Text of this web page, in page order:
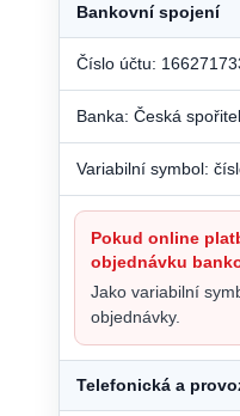
Bankovní spojení
Číslo účtu:
Banka: Česká
Variabilní symbol:
Pokud online
objednávku
Jako variabilní
objednávky.
Telefonická a